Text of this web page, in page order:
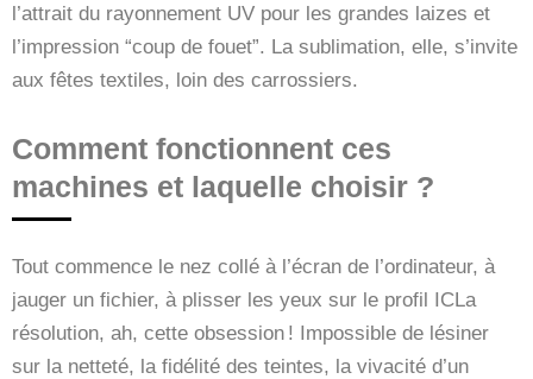
l’attrait du rayonnement UV pour les grandes laizes et
l’impression “coup de fouet”. La sublimation, elle, s’invite
aux fêtes textiles, loin des carrossiers.
Comment fonctionnent ces
machines et laquelle choisir ?
Tout commence le nez collé à l’écran de l’ordinateur, à
jauger un fichier, à plisser les yeux sur le profil ICLa
résolution, ah, cette obsession ! Impossible de lésiner
sur la netteté, la fidélité des teintes, la vivacité d’un